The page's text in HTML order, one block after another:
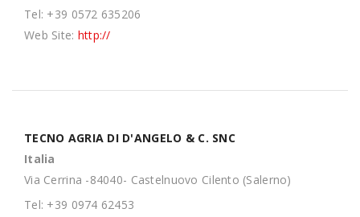
Tel: +39 0572 635206
Web Site: http://
TECNO AGRIA DI D'ANGELO & C. SNC
Italia
Via Cerrina -84040- Castelnuovo Cilento (Salerno)
Tel: +39 0974 62453